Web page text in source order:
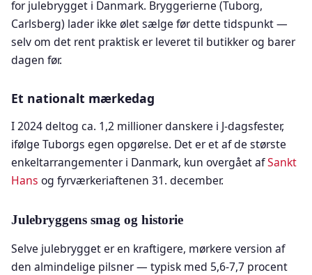
for julebrygget i Danmark. Bryggerierne (Tuborg,
Carlsberg) lader ikke ølet sælge før dette tidspunkt —
selv om det rent praktisk er leveret til butikker og barer
dagen før.
Et nationalt mærkedag
I 2024 deltog ca. 1,2 millioner danskere i J-dagsfester,
ifølge Tuborgs egen opgørelse. Det er et af de største
enkeltarrangementer i Danmark, kun overgået afSankt
Hans og fyrværkeriaftenen 31. december.
Julebryggens smag og historie
Selve julebrygget er en kraftigere, mørkere version af
den almindelige pilsner — typisk med 5,6-7,7 procent